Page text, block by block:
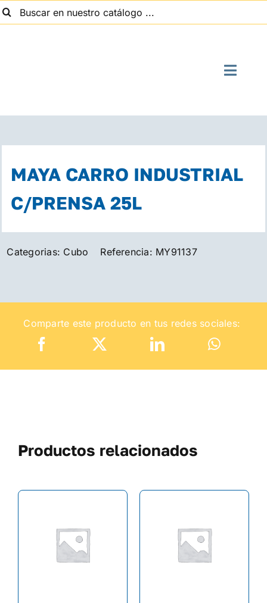
Saltar
al
Toggle
MAYA CARRO INDUSTRIAL
C/PRENSA 25L
Categorias: Cubo Referencia: MY91137
Comparte este producto en tus redes sociales:
Productos relacionados